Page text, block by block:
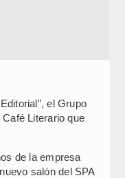
el Grupo
Literario que
de la empresa
salón del SPA